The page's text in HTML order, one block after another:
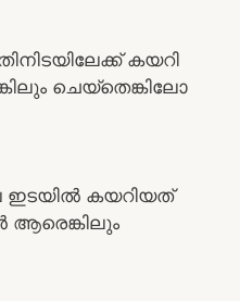
കയറി
ചെയ്തെങ്കിലോ
കയറിയത്
ആരെങ്കിലും